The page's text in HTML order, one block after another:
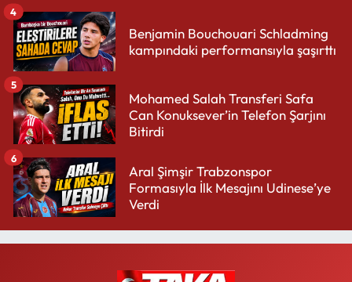
Benjamin Bouchouari Schladming
kampındaki performansıyla şaşırttı
4
Mohamed Salah Transferi Safa
Can Konuksever’in Telefon Şarjını
Bitirdi
5
Aral Şimşir Trabzonspor
Formasıyla İlk Mesajını Udinese’ye
Verdi
6